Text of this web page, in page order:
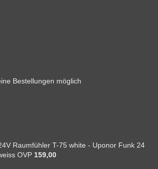
Bestellungen möglich
Raumfühler T-75 white - Uponor Funk 24
OVP 159,00 